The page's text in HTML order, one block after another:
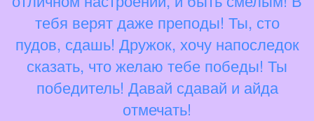
тебя верят даже преподы! Ты, сто
пудов, сдашь! Дружок, хочу напоследок
сказать, что желаю тебе победы! Ты
победитель! Давай сдавай и айда
отмечать!